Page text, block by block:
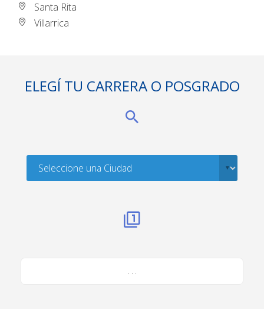
Santa Rita
Villarrica
ELEGÍ TU CARRERA O POSGRADO
. . .